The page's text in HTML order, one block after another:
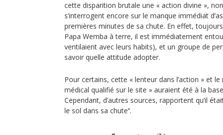
cette disparition brutale une « action divine »,
s’interrogent encore sur le manque immédiat
premières minutes de sa chute. En effet,
Papa Wemba à terre, il est immédiatement
ventilaient avec leurs habits), et un groupe de
savoir quelle attitude adopter.
Pour certains, cette « lenteur dans l’action » et
médical qualifié sur le site » auraient été à la
Cependant, d’autres sources, rapportent qu’il
le sol dans sa chute’‘.